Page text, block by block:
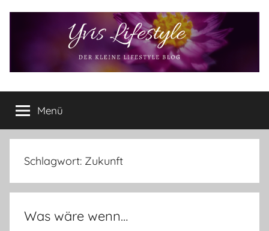
Yvis
Lifestyle
Lifestyle
Blog
–
Lifestyle,
Produkttests
vieles
Menü
Schlagwort: Zukunft
Was wäre wenn…